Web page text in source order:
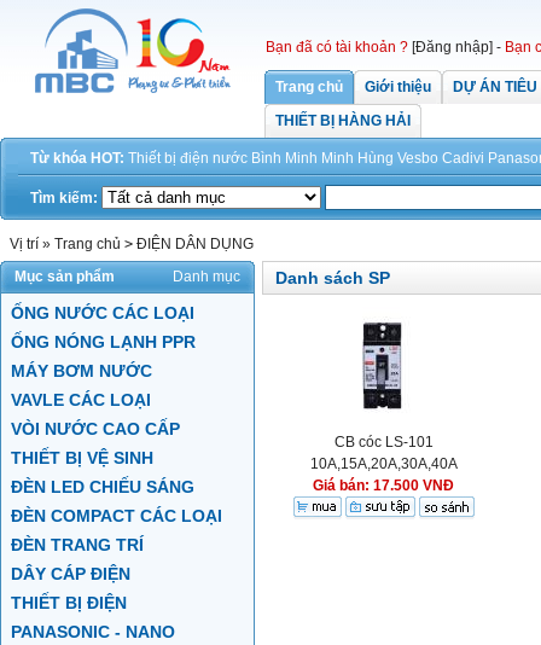
Bạn đã có tài khoản ? [Đăng nhập] - Bạn
Trang chủ Giới thiệu
DỰ ÁN
THIẾT BỊ HÀNG HẢI
Từ khóa HOT: Thiết bị điện nước Bình Minh Minh Hùng Vesbo Cadivi
Tìm kiếm:
Vị trí » Trang chủ > ĐIỆN DÂN DỤNG
Mục sản phẩm
Danh mục
ỐNG NƯỚC CÁC LOẠI
ỐNG NÓNG LẠNH PPR
MÁY BƠM NƯỚC
VAVLE CÁC LOẠI
VÒI NƯỚC CAO CẤP
THIẾT BỊ VỆ SINH
ĐÈN LED CHIẾU SÁNG
ĐÈN COMPACT CÁC LOẠI
ĐÈN TRANG TRÍ
DÂY CÁP ĐIỆN
THIẾT BỊ ĐIỆN
PANASONIC - NANO
Danh sách SP
CB cóc LS-101
10A,15A,20A,30A,40A
Giá bán: 17.500 VNĐ